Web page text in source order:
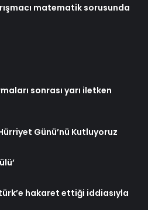
matematik sorusunda
sonrası yarı iletken
Günü’nü Kutluyoruz
hakaret ettiği iddiasıyla